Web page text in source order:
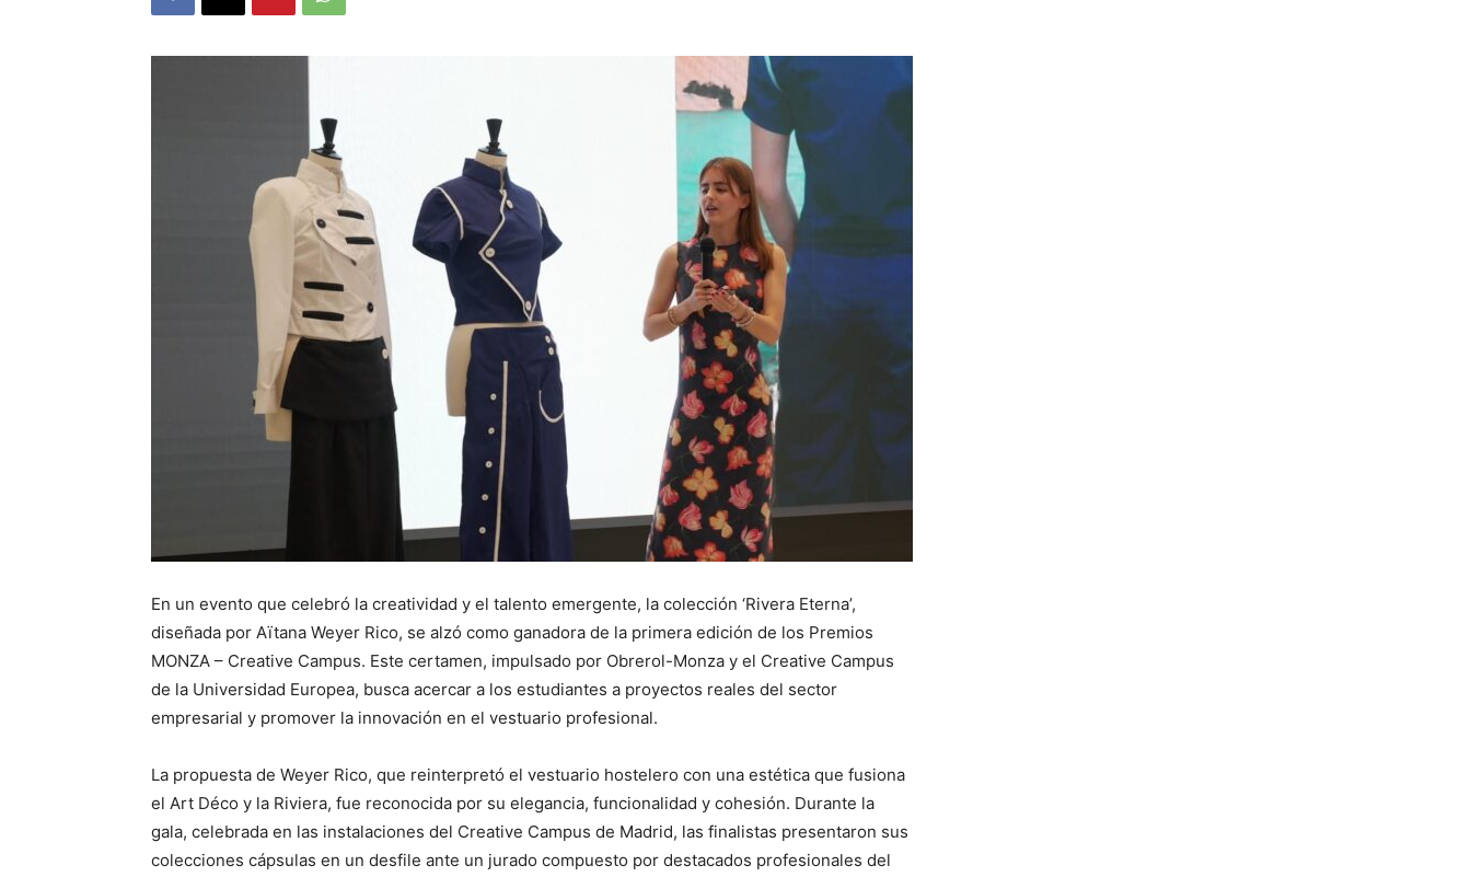
En un evento que celebró la creatividad y el talento emergente, la colección ‘Rivera Eterna’,
diseñada por Aïtana Weyer Rico, se alzó como ganadora de la primera edición de los Premios
MONZA – Creative Campus. Este certamen, impulsado por Obrerol-Monza y el Creative Campus
de la Universidad Europea, busca acercar a los estudiantes a proyectos reales del sector
empresarial y promover la innovación en el vestuario profesional.
La propuesta de Weyer Rico, que reinterpretó el vestuario hostelero con una estética que fusiona
el Art Déco y la Riviera, fue reconocida por su elegancia, funcionalidad y cohesión. Durante la
gala, celebrada en las instalaciones del Creative Campus de Madrid, las finalistas presentaron sus
colecciones cápsulas en un desfile ante un jurado compuesto por destacados profesionales del